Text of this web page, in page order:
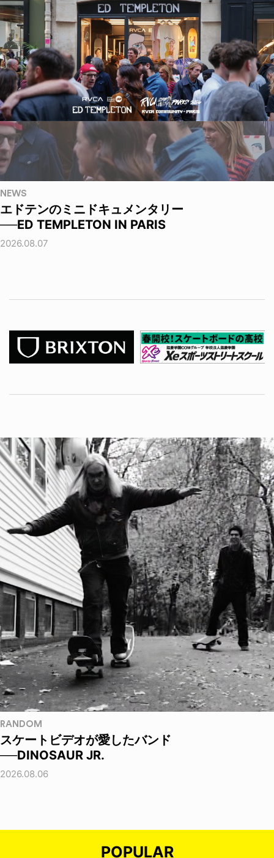
NEWS
エドテンのミニドキュメンタリー
──ED TEMPLETON IN PARIS
2026.08.07
RANDOM
スケートビデオが愛したバンド
──DINOSAUR JR.
2026.08.06
POPULAR